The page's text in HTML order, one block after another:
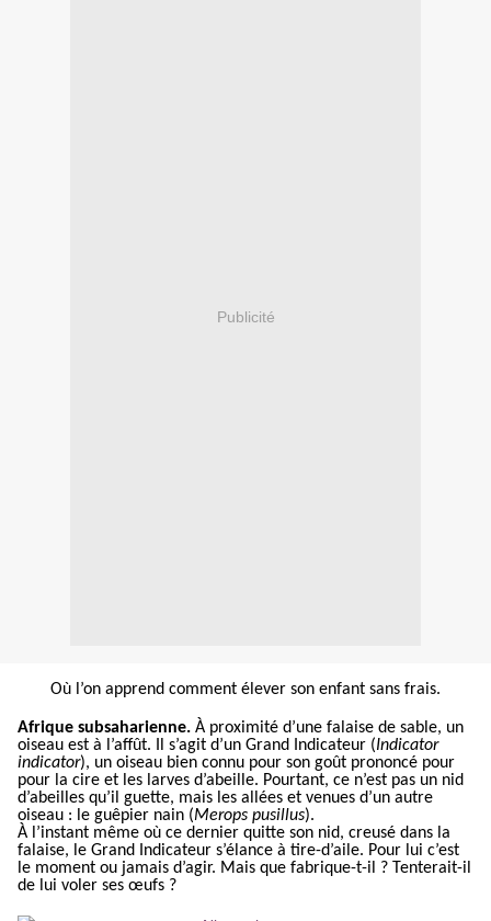
Publicité
Où l’on apprend comment élever son enfant sans frais.
Afrique subsaharienne. À proximité d’une falaise de sable, un
oiseau est à l’affût. Il s’agit d’un Grand Indicateur (Indicator
indicator), un oiseau bien connu pour son goût prononcé pour
pour la cire et les larves d’abeille. Pourtant, ce n’est pas un nid
d’abeilles qu’il guette, mais les allées et venues d’un autre
oiseau : le guêpier nain (Merops pusillus).
À l’instant même où ce dernier quitte son nid, creusé dans la
falaise, le Grand Indicateur s’élance à tire-d’aile. Pour lui c’est
le moment ou jamais d’agir. Mais que fabrique-t-il ? Tenterait-il
de lui voler ses œufs ?